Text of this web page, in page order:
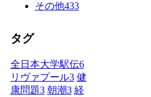
その他433
タグ
全日本大学駅伝6
リヴァプール3 健
康問題3 朝潮3 経